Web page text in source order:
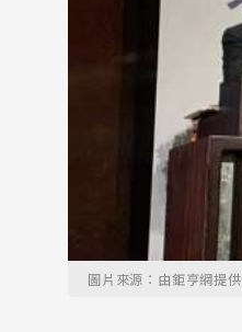
圖片來源：由鉅亨網提供